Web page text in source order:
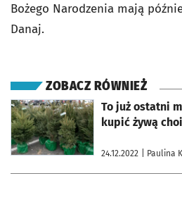
Bożego Narodzenia mają
Danaj.
ZOBACZ RÓWNIEŻ
To już ostatni
kupić żywą
24.12.2022 | Paulina
otworzy się w nowej karcie